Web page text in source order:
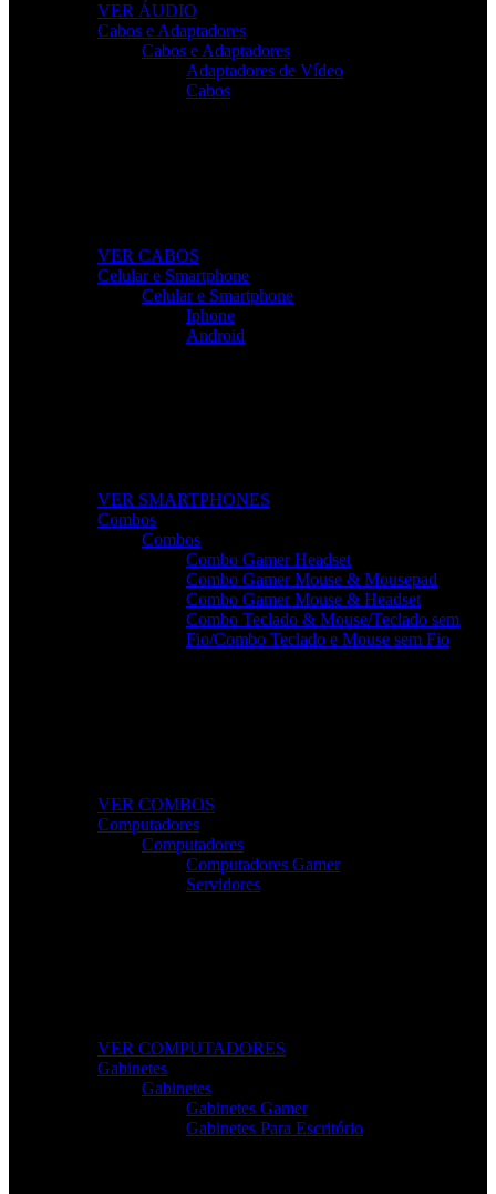
VER ÁUDIO
Cabos e Adaptadores
Cabos e Adaptadores
Adaptadores de Vídeo
Cabos
VER CABOS
Celular e Smartphone
Celular e Smartphone
Iphone
Android
VER SMARTPHONES
Combos
Combos
Combo Gamer Headset
Combo Gamer Mouse & Mousepad
Combo Gamer Mouse & Headset
Combo Teclado & Mouse/Teclado sem
Fio/Combo Teclado e Mouse sem Fio
VER COMBOS
Computadores
Computadores
Computadores Gamer
Servidores
VER COMPUTADORES
Gabinetes
Gabinetes
Gabinetes Gamer
Gabinetes Para Escritório